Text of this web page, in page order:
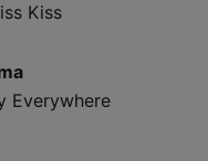
Kiss
Everywhere